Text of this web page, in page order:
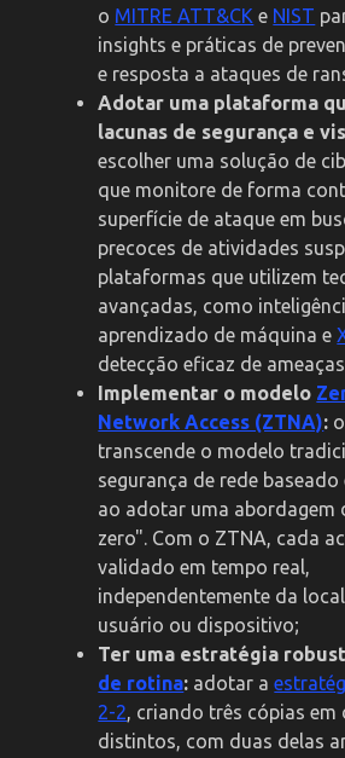
o MITRE ATT&CK e NIST
insights e práticas de
e resposta a ataques de
Adotar uma plataforma
lacunas de segurança e
escolher uma solução de
que monitore de forma
superfície de ataque em
precoces de atividades
plataformas que utilizem
avançadas, como
aprendizado de máquina e
detecção eficaz de
Implementar o modelo
Network Access (ZTNA):
transcende o modelo
segurança de rede
ao adotar uma abordagem
zero". Com o ZTNA, cada
validado em tempo real,
independentemente da
usuário ou dispositivo;
Ter uma estratégia
de rotina: adotar a
2-2, criando três cópias
distintos, com duas delas